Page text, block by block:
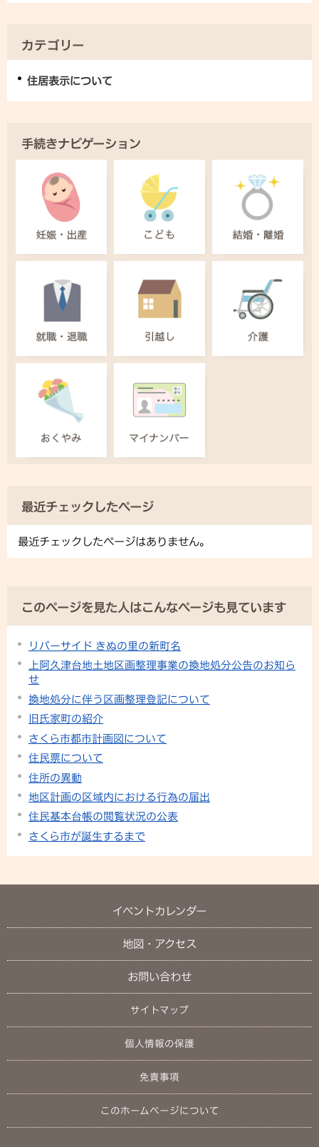
カテゴリー
住居表示について
手続きナビゲーション
最近チェックしたページ
最近チェックしたページはありません。
このページを見た人はこんなページも見ています
リバーサイド きぬの里の新町名
上阿久津台地土地区画整理事業の換地処分公告のお知ら
せ
換地処分に伴う区画整理登記について
旧氏家町の紹介
さくら市都市計画図について
住民票について
住所の異動
地区計画の区域内における行為の届出
住民基本台帳の閲覧状況の公表
さくら市が誕生するまで
イベントカレンダー
地図・アクセス
お問い合わせ
サイトマップ
個人情報の保護
免責事項
このホームページについて